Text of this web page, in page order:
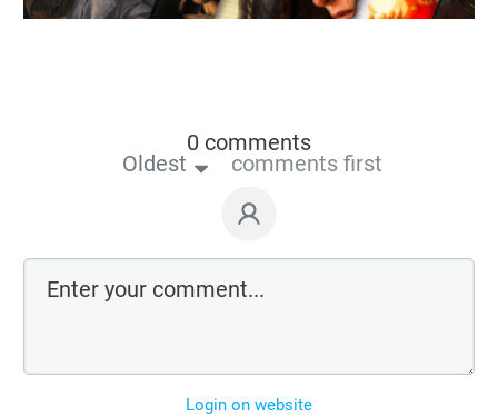
0 comments
Oldest comments first
Login on website